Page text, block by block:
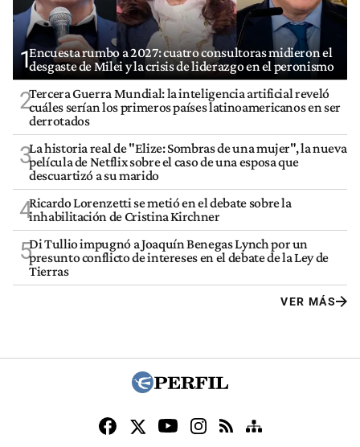
1Encuesta rumbo a 2027: cuatro consultoras midieron el
desgaste de Milei y la crisis de liderazgo en el peronismo
2Tercera Guerra Mundial: la inteligencia artificial reveló
cuáles serían los primeros países latinoamericanos en ser
derrotados
3La historia real de "Elize: Sombras de una mujer", la nueva
película de Netflix sobre el caso de una esposa que
descuartizó a su marido
4Ricardo Lorenzetti se metió en el debate sobre la
inhabilitación de Cristina Kirchner
5Di Tullio impugnó a Joaquín Benegas Lynch por un
presunto conflicto de intereses en el debate de la Ley de
Tierras
VER MÁS